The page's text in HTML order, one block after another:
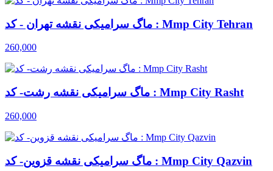
ماگ سرامیکی نقشه تهران - کد : Mmp City Tehran
260,000
ماگ سرامیکی نقشه رشت- کد : Mmp City Rasht
260,000
ماگ سرامیکی نقشه قزوین- کد : Mmp City Qazvin